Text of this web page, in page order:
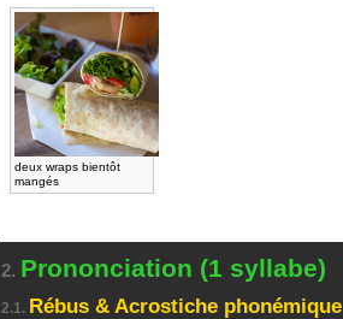
deux wraps bientôt
mangés
2. Prononciation (1 syllabe)
2.1. Rébus & Acrostiche phonémique